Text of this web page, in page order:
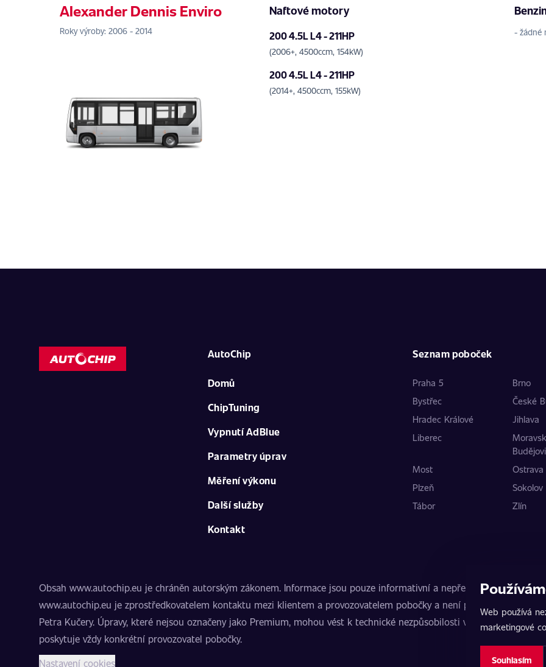
Alexander Dennis Enviro
Roky výroby: 2006 - 2014
Naftové motory
200 4.5L L4 - 211HP
(2006+, 4500ccm, 154kW)
200 4.5L L4 - 211HP
(2014+, 4500ccm, 155kW)
- žádné
AutoChip
Domů
ChipTuning
Vypnutí AdBlue
Parametry úprav
Měření výkonu
Další služby
Kontakt
Seznam poboček
Praha 5
Brno
Bystřec
České
Hradec Králové
Jihlava
Liberec
Most
Ostrava
Plzeň
Sokolov
Tábor
Zlín
Obsah www.autochip.eu je chráněn autorským zákonem. Informace jsou pouze informativní a nepředstavují veřejnou
www.autochip.eu je zprostředkovatelem kontaktu mezi klientem a provozovatelem pobočky a není poskytovatelem
Petra Kučery. Úpravy, které nejsou označeny jako Premium, mohou vést k technické nezpůsobilosti vozidla k provozu
poskytuje vždy konkrétní provozovatel pobočky.
Nastavení cookies
Web používá
marketingové
Souhlasím